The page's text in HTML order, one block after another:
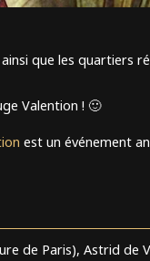
que les quartiers
Valention ! 🙂
est un événement
de Paris), Astrid de